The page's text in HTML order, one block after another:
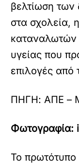
βελτίωση των
στα σχολεία,
καταναλωτών
υγείας που
επιλογές από
ΠΗΓΗ: ΑΠΕ –
Φωτογραφία:
Το